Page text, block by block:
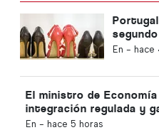
calzado
En - hace
El ministro de
integración regulada y
para los inmigrantes
En - hace 5 horas